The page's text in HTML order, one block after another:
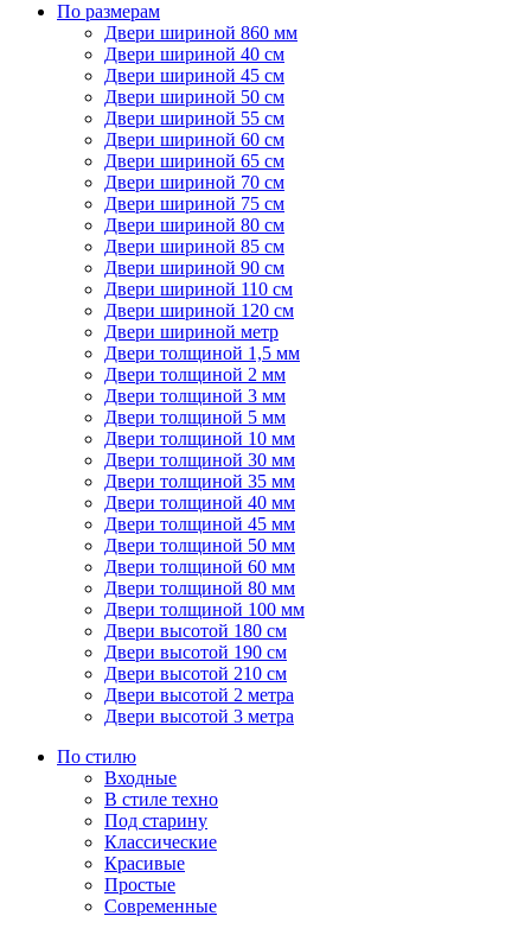
По размерам
Двери шириной 860 мм
Двери шириной 40 см
Двери шириной 45 см
Двери шириной 50 см
Двери шириной 55 см
Двери шириной 60 см
Двери шириной 65 см
Двери шириной 70 см
Двери шириной 75 см
Двери шириной 80 см
Двери шириной 85 см
Двери шириной 90 см
Двери шириной 110 см
Двери шириной 120 см
Двери шириной метр
Двери толщиной 1,5 мм
Двери толщиной 2 мм
Двери толщиной 3 мм
Двери толщиной 5 мм
Двери толщиной 10 мм
Двери толщиной 30 мм
Двери толщиной 35 мм
Двери толщиной 40 мм
Двери толщиной 45 мм
Двери толщиной 50 мм
Двери толщиной 60 мм
Двери толщиной 80 мм
Двери толщиной 100 мм
Двери высотой 180 см
Двери высотой 190 см
Двери высотой 210 см
Двери высотой 2 метра
Двери высотой 3 метра
По стилю
Входные
В стиле техно
Под старину
Классические
Красивые
Простые
Современные